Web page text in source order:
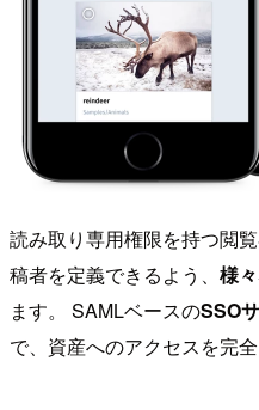
読み取り専用権限を持つ閲
稿者を定義できるよう、 様
ます。 SAMLベースのSSO
で、資産へのアクセスを完